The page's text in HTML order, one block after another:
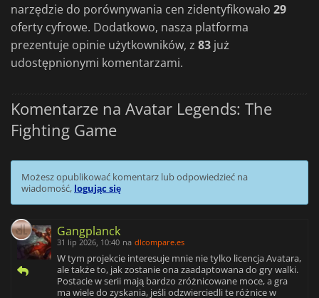
narzędzie do porównywania cen zidentyfikowało 29
oferty cyfrowe. Dodatkowo, nasza platforma
prezentuje opinie użytkowników, z 83 już
udostępnionymi komentarzami.
Komentarze na Avatar Legends: The
Fighting Game
Możesz opublikować komentarz lub odpowiedzieć na
wiadomość, logując się
Gangplanck
31 lip 2026, 10:40 na dlcompare.es
W tym projekcie interesuje mnie nie tylko licencja Avatara,
ale także to, jak zostanie ona zaadaptowana do gry walki.
Postacie w serii mają bardzo zróżnicowane moce, a gra
ma wiele do zyskania, jeśli odzwierciedli te różnice w